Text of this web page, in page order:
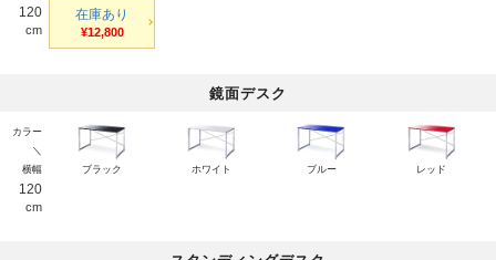
120
cm
在庫あり
¥12,800
鏡面デスク
カラー
＼
横幅
ブラック ホワイト ブルー レッド
120
cm